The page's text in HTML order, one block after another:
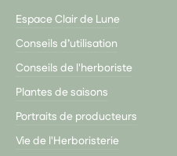
Espace Clair de Lune
Conseils d’utilisation
Conseils de l'herboriste
Plantes de saisons
Portraits de producteurs
Vie de l'Herboristerie